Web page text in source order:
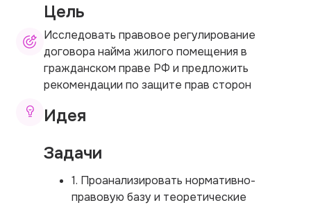
Цель
Исследовать правовое регулирование
договора найма жилого помещения в
гражданском праве РФ и предложить
рекомендации по защите прав сторон
Идея
Задачи
1. Проанализировать нормативно-
правовую базу и теоретические